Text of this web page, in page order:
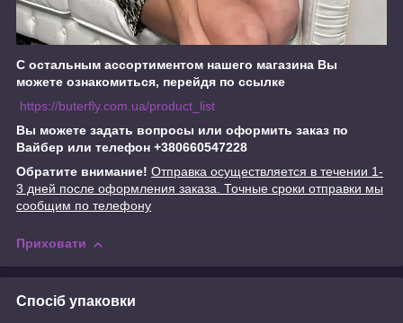
С остальным ассортиментом нашего магазина Вы
можете ознакомиться, перейдя по ссылке
https://buterfly.com.ua/product_list
Вы можете задать вопросы или оформить заказ по
Вайбер или телефон +380660547228
Обратите внимание! Отправка осуществляется в течении 1-
3 дней после оформления заказа. Точные сроки отправки мы
сообщим по телефону
Приховати
Спосіб упаковки